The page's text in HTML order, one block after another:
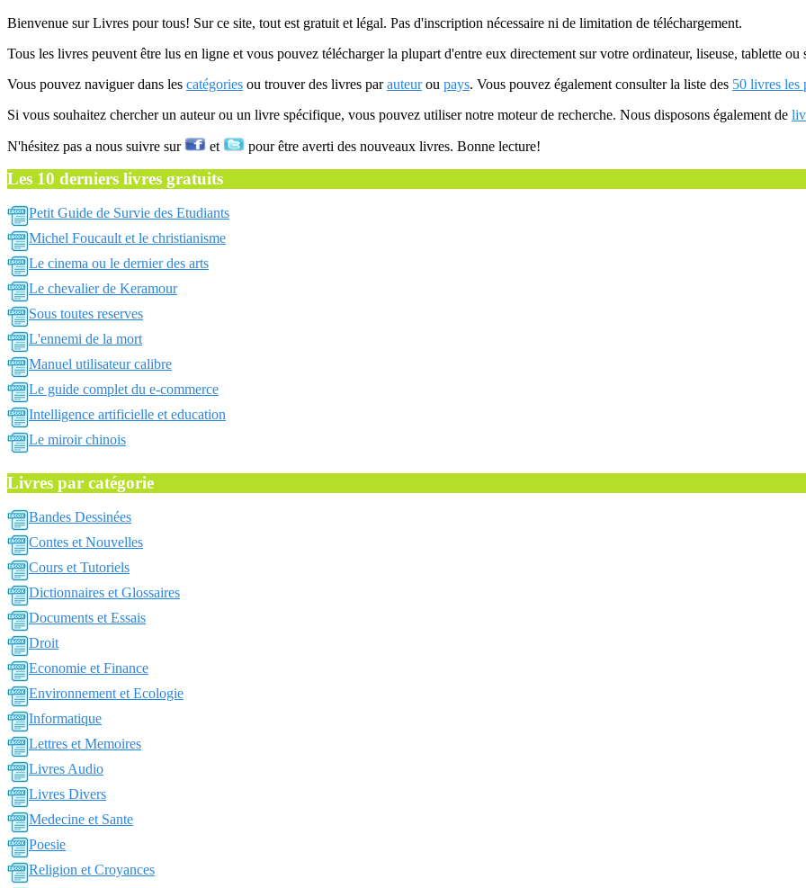
Bienvenue sur Livres pour tous! Sur ce site, tout est gratuit et légal. Pas d'inscription nécessaire ni de limitation de téléchargement.
Tous les livres peuvent être lus en ligne et vous pouvez télécharger la plupart d'entre eux directement sur votre ordinateur, liseuse, tablette ou
Vous pouvez naviguer dans les catégories ou trouver des livres parauteurou pays. Vous pouvez également consulter la liste des 50 livres les
Si vous souhaitez chercher un auteur ou un livre spécifique, vous pouvez utiliser notre moteur de recherche. Nous disposons également de
N'hésitez pas a nous suivre sur et pour être averti des nouveaux livres. Bonne lecture!
Les 10 derniers livres gratuits
Petit Guide de Survie des Etudiants
Michel Foucault et le christianisme
Le cinema ou le dernier des arts
Le chevalier de Keramour
Sous toutes reserves
L'ennemi de la mort
Manuel utilisateur calibre
Le guide complet du e-commerce
Intelligence artificielle et education
Le miroir chinois
Livres par catégorie
Bandes Dessinées
Contes et Nouvelles
Cours et Tutoriels
Dictionnaires et Glossaires
Documents et Essais
Droit
Economie et Finance
Environnement et Ecologie
Informatique
Lettres et Memoires
Livres Audio
Livres Divers
Medecine et Sante
Poesie
Religion et Croyances